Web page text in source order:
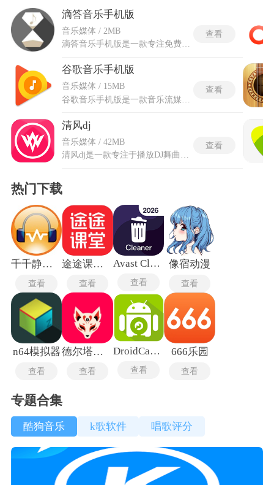
滴答音乐手机版
音乐媒体 / 2MB
查看
谷歌音乐手机版
音乐媒体 / 15MB
查看
清风dj
音乐媒体 / 42MB
清风dj是一款专注于播放DJ舞曲的手机音乐应用，网罗来自世界各地的潮流新曲与经典节拍，让喜爱动感音乐的人随时沉浸于律动氛围。软件精选高品质音源，涵盖电子、混音、派对等多类型风格，保持曲目新鲜度与听觉冲击力。无论独自放松还是伴随节奏舒展身心，都能找到契合当下情绪的旋律。清晰的分类与便捷的播放方式，使探索与聆听变成惬意体验，让不同场合都能迅速切入想要的舞曲世界。
查看
热门下载
千千静听旧版本
查看
途途课堂最新版
查看
Avast Cleanup
查看
像宿动漫
查看
n64模拟器
查看
德尔塔面具
查看
DroidCamX
查看
666乐园
查看
专题合集
酷狗音乐 k歌软件 唱歌评分